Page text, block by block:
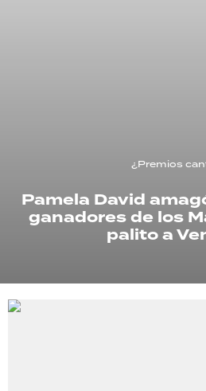
¿Premios
Pamela David
ganadores de los
palito a
RECETAS
PALABRAS